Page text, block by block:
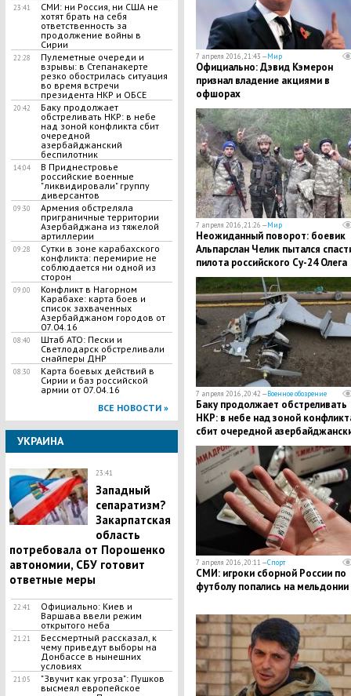
23:41
СМИ: ни Россия, ни США не
хотят брать на себя
ответственность за
продолжение войны в
Сирии
22:28
Пулеметные очереди и
взрывы: в Степанакерте
резко обострилась ситуация
во время встречи
президента НКР и ОБСЕ
20:42
Баку продолжает
обстреливать НКР: в небе
над зоной конфликта сбит
очередной
азербайджанский
беспилотник
14:04
В Приднестровье
российские военные
"ликвидировали" группу
диверсантов
09:30
Армения обстреляла
приграничные территории
Азербайджана из тяжелой
артиллерии
09:28
Сутки в зоне карабахского
конфликта: перемирие не
соблюдается ни одной из
сторон
09:00
Конфликт в Нагорном
Карабахе: карта боев и
список захваченных
Азербайджаном городов от
07.04.16
08:40
Штаб АТО: Пески и
Светлодарск обстреливали
снайперы ДНР
08:30
Карта боевых действий в
Сирии и баз российской
армии от 07.04.16
ВСЕ НОВОСТИ »
УКРАИНА
23:41
Западный
сепаратизм?
Закарпатская
область
потребовала от Порошенко
автономии, СБУ готовит
ответные меры
22:41
Официально: Киев и
Варшава ввели режим
открытого неба
21:21
Бессмертный рассказал, к
чему приведут выборы на
Донбассе в нынешних
условиях
21:05
"Звучит как угроза": Пушков
высмеял европейское
7 апреля 2016, 21:43 —Мир
Официально: Дэвид Кэмерон
признал владение акциями в
офшорах
7 апреля 2016, 21:26 —Мир
Неожиданный поворот: боевик
Альпарслан Челик пытался
пилота российского Су-24 Олега
Пешкова
7 апреля 2016, 20:42 —Военное обозрение
Баку продолжает обстреливать
НКР: в небе над зоной
сбит очередной
беспилотник
7 апреля 2016, 20:11 —Спорт
СМИ: игроки сборной России по
футболу попались на мельдонии